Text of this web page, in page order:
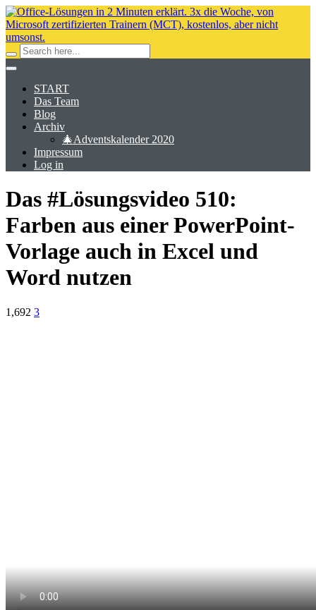
START
Das Team
Blog
Archiv
🎄Adventskalender 2020
Impressum
Log in
Das #Lösungsvideo 510:
Farben aus einer PowerPoint-
Vorlage auch in Excel und
Word nutzen
1,692 3